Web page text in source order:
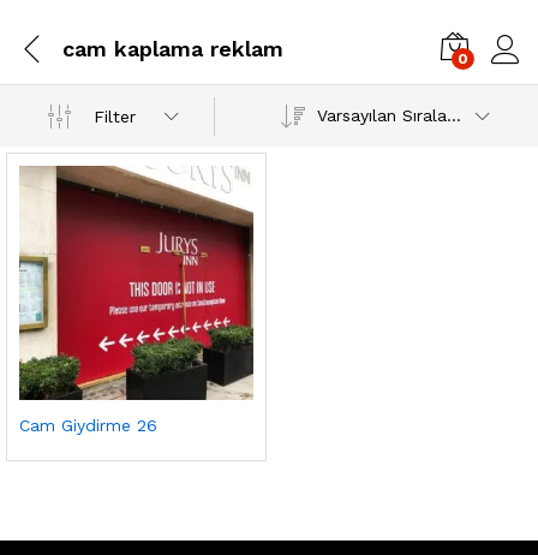
cam kaplama reklam 0
Filter Varsayılan Sıralama
Cam Giydirme 26